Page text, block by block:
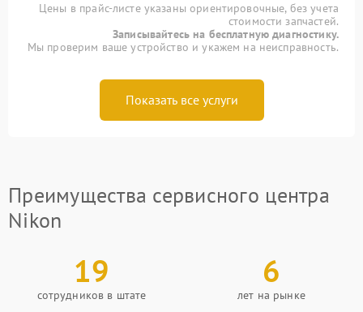
Цены в прайс-листе указаны ориентировочные, без учета
стоимости запчастей.
Записывайтесь на бесплатную диагностику.
Мы проверим ваше устройство и укажем на неисправность.
Показать все услуги
Преимущества сервисного центра
Nikon
19
сотрудников в штате
6
лет на рынке